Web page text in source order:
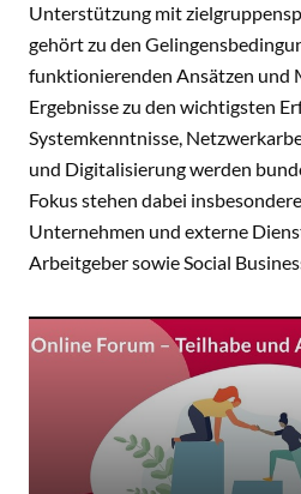
Unterstützung mit
gehört zu den
funktionierenden Ansätzen und
Ergebnisse zu den wichtigsten
Systemkenntnisse,
und Digitalisierung werden
Fokus stehen dabei
Unternehmen und externe
Arbeitgeber sowie Social